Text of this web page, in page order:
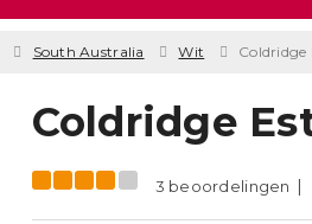
South Australia Wit Coldridge
Coldridge
3 beoordelingen